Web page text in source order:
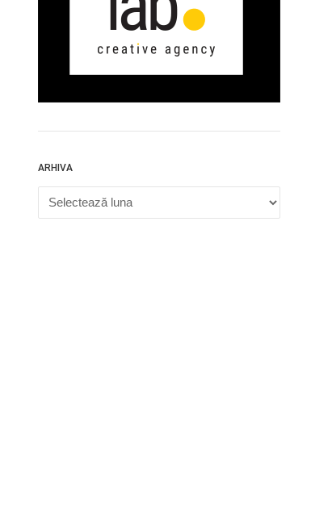
ARHIVA
Arhiva